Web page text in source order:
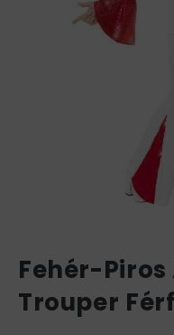
Fehér-Piros
Trouper